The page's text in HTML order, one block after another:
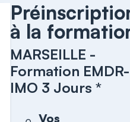
à la
MARSEILLE -
Formation EMDR-
IMO 3 Jours *
Vos